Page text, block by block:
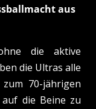
aus
die aktive
die Ultras alle
70-jährigen
auf die Beine zu